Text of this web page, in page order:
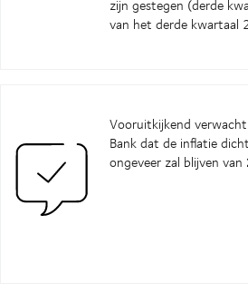
zijn gestegen (derde
van het derde kwartaal
Vooruitkijkend
Bank dat de inflatie
ongeveer zal blijven van